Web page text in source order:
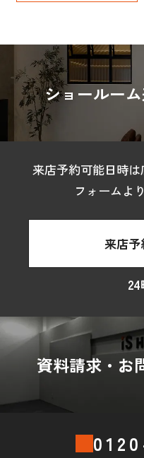
ショールー
来店予約可能日時
フォームよ
来店予
資料請求・お